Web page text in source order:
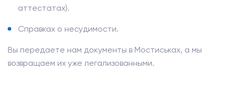
аттестатах).
Справках о несудимости.
Вы передаете нам документы в Мостиськах, а мы
возвращаем их уже легализованными.